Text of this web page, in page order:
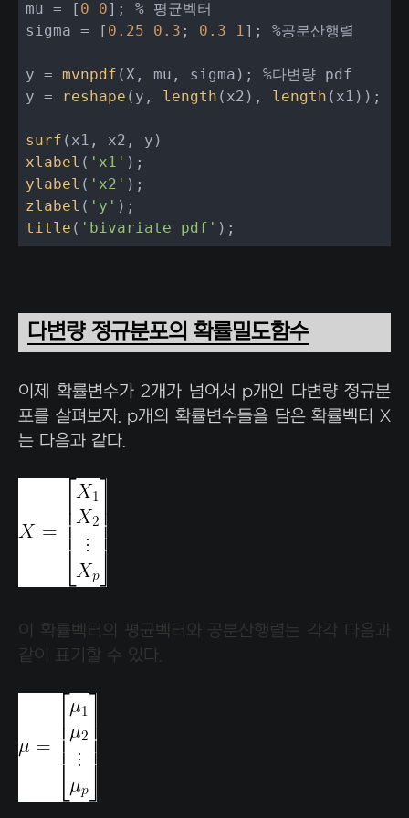
mu = [ 0 0]; % 평균벡터
sigma = [ 0.25 0.3 ; 0.3 1 ]; %공분산행렬
y = mvnpdf (X, mu, sigma); %다변량 pdf
y =
reshape (y, length (x2), length (x1));
surf
xlabel ( 'x1'
ylabel ( 'x2'
zlabel ( 'y'
title ( 'bivariate pdf' );
다변량 정규분포의 확률밀도함수
이제 확률변수가 2개가 넘어서 p개인 다변량 정규분
포를 살펴보자. p개의 확률변수들을 담은 확률벡터 X
는 다음과 같다.
이 확률벡터의 평균벡터와 공분산행렬는 각각 다음과
같이 표기할 수 있다.